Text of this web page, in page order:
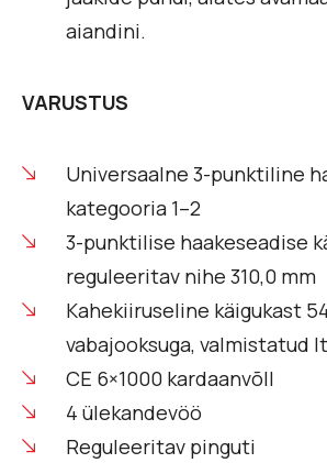
aiandini.
VARUSTUS
Universaalne 3-punktiline
kategooria 1–2
3-punktilise haakeseadise
reguleeritav nihe 310,0 mm
Kahekiiruseline käigukast
vabajooksuga, valmistatud
CE 6×1000 kardaanvõll
4 ülekandevöö
Reguleeritav pinguti